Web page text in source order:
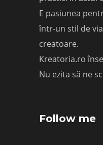
E pasiunea
într-un stil de
creatoare.
Kreatoria.ro
Nu ezita să ne
Follow me